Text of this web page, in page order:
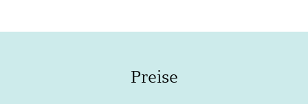
Preise